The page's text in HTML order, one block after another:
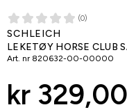
(0)
SCHLEICH
LEKETØY HORSE CLUB
Art. nr 820632-00-00000
kr 329,00